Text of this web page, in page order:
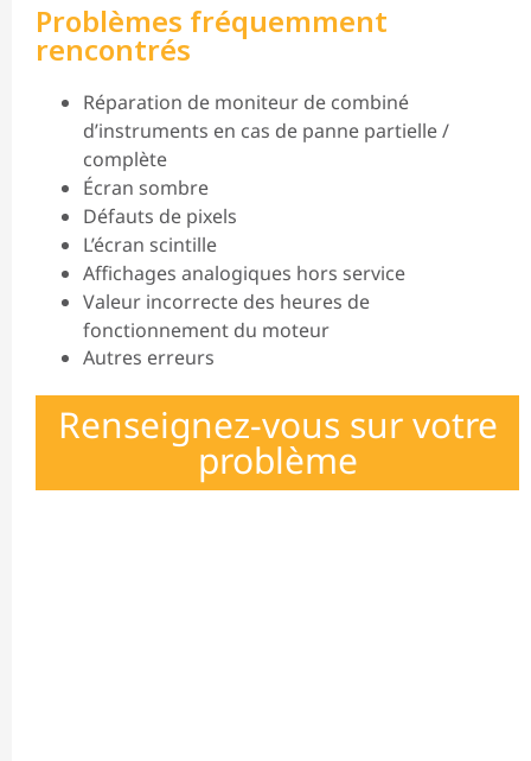
Problèmes fréquemment
rencontrés
Réparation de moniteur de combiné
d’instruments en cas de panne partielle /
complète
Écran sombre
Défauts de pixels
L’écran scintille
Affichages analogiques hors service
Valeur incorrecte des heures de
fonctionnement du moteur
Autres erreurs
Renseignez-vous sur votre
problème